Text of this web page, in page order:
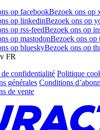
op facebookBezoek ons op
op linkedinBezoek ons op
op rss-feedBezoek ons op
op mastodonBezoek ons op
op blueskyBezoek ons op
FR
confidentialité Politique
générales Conditions
de vente